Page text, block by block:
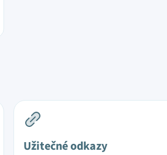
Užitečné odkazy